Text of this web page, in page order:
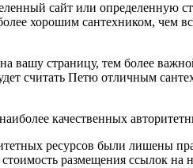
сайт или определенную
хорошим сантехником,
вашу страницу, тем более
считать Петю отличным
качественных
ресурсов были лишены
размещения ссылок